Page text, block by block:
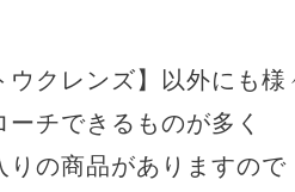
ウクレンズ】以外にも
チできるものが多く
りの商品がありますので